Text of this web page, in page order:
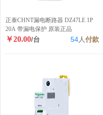
正泰CHNT漏电断路器 DZ47LE 1P
20A 带漏电保护 原装正品
￥20.00/台 54人付款